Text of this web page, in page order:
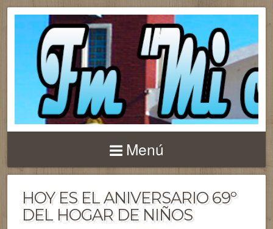
Menú
HOY ES EL ANIVERSARIO 69º
DEL HOGAR DE NIÑOS